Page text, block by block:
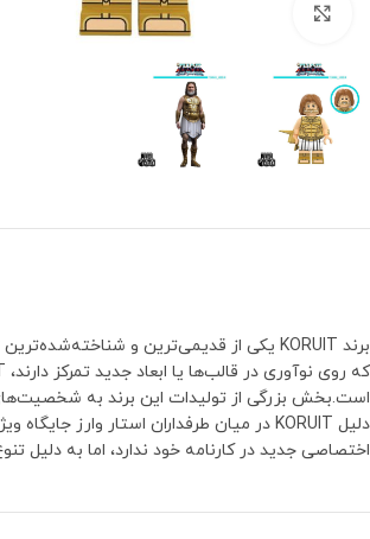
بزرگنمایی تصویر
است.بخش بزرگی از تولیدات این برند به
اختصاصی جدید در کارنامه خود ندارد، اما به